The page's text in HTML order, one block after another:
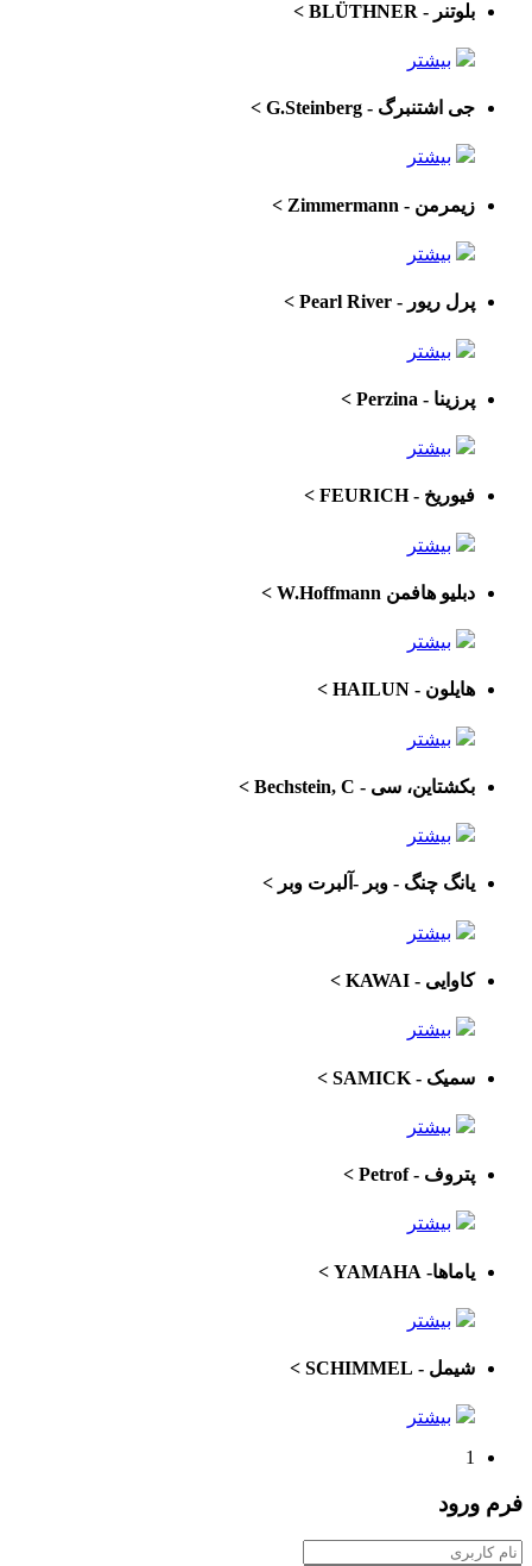
بلوتنر - BLÜTHNER >
بیشتر
جی اشتنبرگ - G.Steinberg >
بیشتر
زیمرمن - Zimmermann >
بیشتر
پرل ریور - Pearl River >
بیشتر
پرزینا - Perzina >
بیشتر
فیوریخ - FEURICH >
بیشتر
دبلیو هافمن W.Hoffmann >
بیشتر
هایلون - HAILUN >
بیشتر
بکشتاین، سی - Bechstein, C >
بیشتر
یانگ چنگ - وبر -آلبرت وبر >
بیشتر
کاوایی - KAWAI >
بیشتر
سمیک - SAMICK >
بیشتر
پتروف - Petrof >
بیشتر
یاماها- YAMAHA >
بیشتر
شیمل - SCHIMMEL >
بیشتر
1
فرم ورود